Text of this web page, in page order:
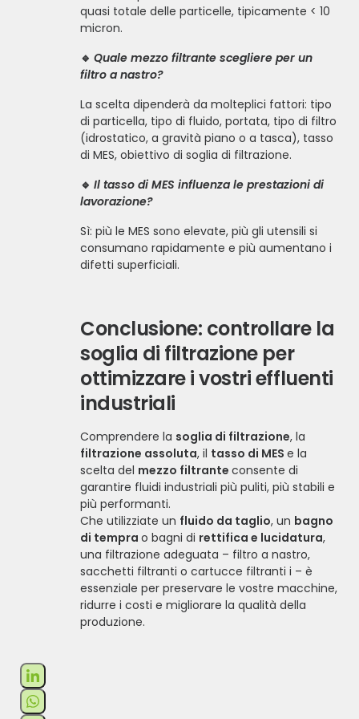
quasi totale delle particelle, tipicamente < 10
micron.
🔹Quale mezzo filtrante scegliere per un
filtro a nastro?
La scelta dipenderà da molteplici fattori: tipo
di particella, tipo di fluido, portata, tipo di filtro
(idrostatico, a gravità piano o a tasca), tasso
di MES, obiettivo di soglia di filtrazione.
🔹Il tasso di MES influenza le prestazioni di
lavorazione?
Sì: più le MES sono elevate, più gli utensili si
consumano rapidamente e più aumentano i
difetti superficiali.
Conclusione: controllare la
soglia di filtrazione per
ottimizzare i vostri effluenti
industriali
Comprendere la soglia di filtrazione, la
filtrazione assoluta, il tasso di MESe la
scelta del mezzo filtranteconsente di
garantire fluidi industriali più puliti, più stabili e
più performanti.
Che utilizziate un fluido da taglio, un bagno
di temprao bagni di rettifica e lucidatura,
una filtrazione adeguata – filtro a nastro,
sacchetti filtranti o cartucce filtranti i – è
essenziale per preservare le vostre macchine,
ridurre i costi e migliorare la qualità della
produzione.